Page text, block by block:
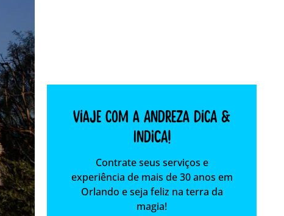
Viaje com a Andreza dica &
indica!
Contrate seus serviços e
experiência de mais de 30 anos em
Orlando e seja feliz na terra da
magia!